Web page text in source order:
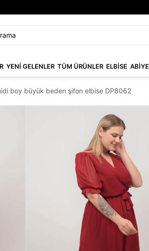
YENİ GELENLER TÜM ÜRÜNLER ELBİSE ABİYE
boy büyük beden şifon elbise DP8062